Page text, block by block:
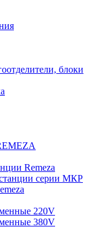
блоки
Remeza
серии МКР
220V
380V